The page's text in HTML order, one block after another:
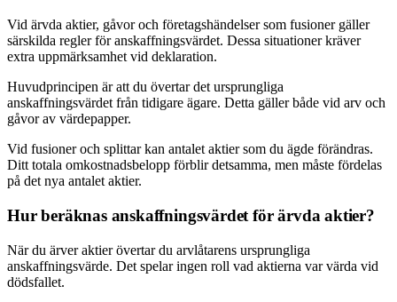
Vid ärvda aktier, gåvor och företagshändelser som fusioner gäller
särskilda regler för anskaffningsvärdet. Dessa situationer kräver
extra uppmärksamhet vid deklaration.
Huvudprincipen är att du övertar det ursprungliga
anskaffningsvärdet från tidigare ägare. Detta gäller både vid arv och
gåvor av värdepapper.
Vid fusioner och splittar kan antalet aktier som du ägde förändras.
Ditt totala omkostnadsbelopp förblir detsamma, men måste fördelas
på det nya antalet aktier.
Hur beräknas anskaffningsvärdet för ärvda aktier?
När du ärver aktier övertar du arvlåtarens ursprungliga
anskaffningsvärde. Det spelar ingen roll vad aktierna var värda vid
dödsfallet.